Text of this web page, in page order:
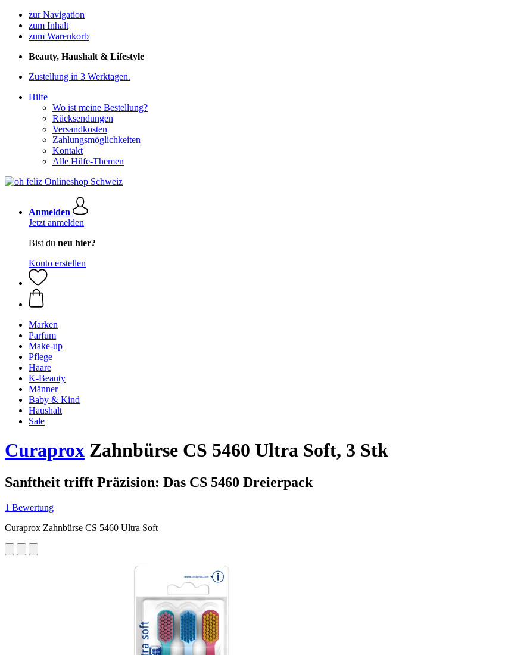
zur Navigation
zum Inhalt
zum Warenkorb
Beauty, Haushalt & Lifestyle
Zustellung in 3 Werktagen.
Hilfe
Wo ist meine Bestellung?
Rücksendungen
Versandkosten
Zahlungsmöglichkeiten
Kontakt
Alle Hilfe-Themen
Anmelden
Jetzt anmelden
Bist du neu hier?
Konto erstellen
Marken
Parfum
Make-up
Pflege
Haare
K-Beauty
Männer
Baby & Kind
Haushalt
Sale
Curaprox Zahnbürse CS 5460 Ultra Soft, 3 Stk
Sanftheit trifft Präzision: Das CS 5460 Dreierpack
1 Bewertung
Curaprox Zahnbürse CS 5460 Ultra Soft